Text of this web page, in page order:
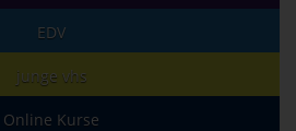
EDV
junge vhs
Online Kurse